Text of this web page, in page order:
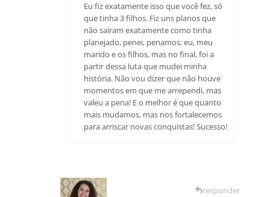
Eu fiz exatamente isso que você fez, só
que tinha 3 filhos. Fiz uns planos que
não saíram exatamente como tinha
planejado, penei, penamos; eu, meu
marido e os filhos, mas no final, foi a
partir dessa luta que mudei minha
história. Não vou dizer que não houve
momentos em que me arrependi, mas
valeu a pena! E o melhor é que quanto
mais mudamos, mas nos fortalecemos
para arriscar novas conquistas! Sucesso!
responder